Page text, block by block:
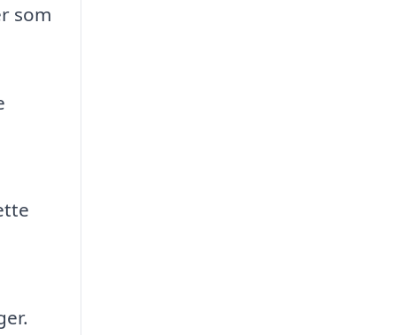
som